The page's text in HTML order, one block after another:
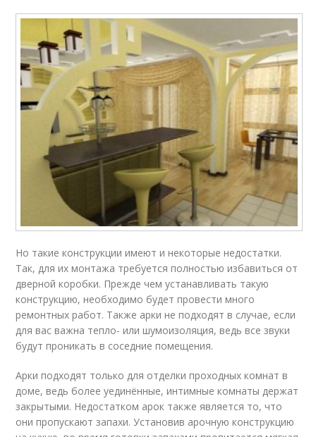
Но такие конструкции имеют и некоторые недостатки.
Так, для их монтажа требуется полностью избавиться от
дверной коробки. Прежде чем устанавливать такую
конструкцию, необходимо будет провести много
ремонтных работ. Также арки не подходят в случае, если
для вас важна тепло- или шумоизоляция, ведь все звуки
будут проникать в соседние помещения.
Арки подходят только для отделки проходных комнат в
доме, ведь более уединённые, интимные комнаты держат
закрытыми. Недостатком арок также является то, что
они пропускают запахи. Установив арочную конструкцию